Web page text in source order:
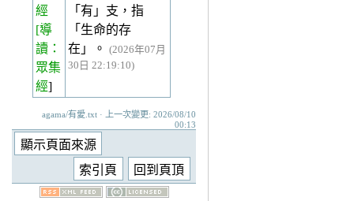
經
[導
讀：
眾集
經]
「有」支，指
「生命的存
在」。
(2026年07月
30日 22:19:10)
agama/有愛.txt · 上一次變更: 2026/08/10
00:13